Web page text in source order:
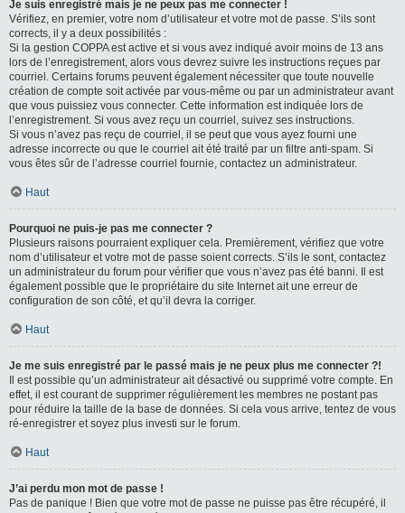
Je suis enregistré mais je ne peux pas me connecter !
Vérifiez, en premier, votre nom d’utilisateur et votre mot de passe. S’ils sont
corrects, il y a deux possibilités :
Si la gestion COPPA est active et si vous avez indiqué avoir moins de 13 ans
lors de l’enregistrement, alors vous devrez suivre les instructions reçues par
courriel. Certains forums peuvent également nécessiter que toute nouvelle
création de compte soit activée par vous-même ou par un administrateur avant
que vous puissiez vous connecter. Cette information est indiquée lors de
l’enregistrement. Si vous avez reçu un courriel, suivez ses instructions.
Si vous n’avez pas reçu de courriel, il se peut que vous ayez fourni une
adresse incorrecte ou que le courriel ait été traité par un filtre anti-spam. Si
vous êtes sûr de l’adresse courriel fournie, contactez un administrateur.
Haut
Pourquoi ne puis-je pas me connecter ?
Plusieurs raisons pourraient expliquer cela. Premièrement, vérifiez que votre
nom d’utilisateur et votre mot de passe soient corrects. S’ils le sont, contactez
un administrateur du forum pour vérifier que vous n’avez pas été banni. Il est
également possible que le propriétaire du site Internet ait une erreur de
configuration de son côté, et qu’il devra la corriger.
Haut
Je me suis enregistré par le passé mais je ne peux plus me connecter ?!
Il est possible qu’un administrateur ait désactivé ou supprimé votre compte. En
effet, il est courant de supprimer régulièrement les membres ne postant pas
pour réduire la taille de la base de données. Si cela vous arrive, tentez de vous
ré-enregistrer et soyez plus investi sur le forum.
Haut
J’ai perdu mon mot de passe !
Pas de panique ! Bien que votre mot de passe ne puisse pas être récupéré, il